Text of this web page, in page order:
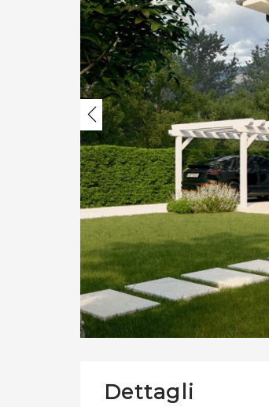
Previous
Dettagli